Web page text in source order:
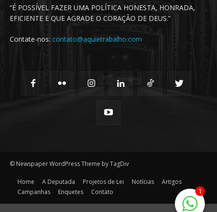
“É POSSÍVEL FAZER UMA POLÍTICA HONESTA, HONRADA,
EFICIENTE E QUE AGRADE O CORAÇÃO DE DEUS.”
Contate-nos: contato@aquietrabalho.com
© Newspaper WordPress Theme by TagDiv
Home A Deputada Projetos de Lei Notícias
Artigos
Campanhas
Enquetes Contato 1